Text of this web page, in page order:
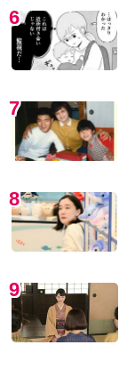
6
7
8
9